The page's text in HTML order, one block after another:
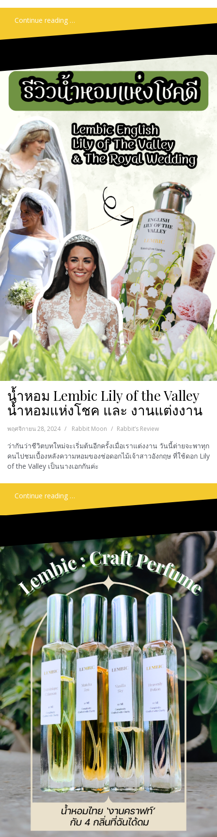
Continue reading …
น้ำหอม Lembic Lily of the Valley
น้ำหอมแห่งโชค และ งานแต่งงาน
พฤศจิกายน 28, 2024 Rabbit Moon Rabbit’s Review
ว่ากันว่าชีวิตบทใหม่จะเริ่มต้นอีกครั้งเมื่อเราแต่งงาน วันนี้ต่ายจะพาทุก
คนไปชมเบื้องหลังความหอมของช่อดอกไม้เจ้าสาวอังกฤษ ที่ใช้ดอก Lily
of the Valley เป็นนางเอกกันค่ะ
Continue reading …